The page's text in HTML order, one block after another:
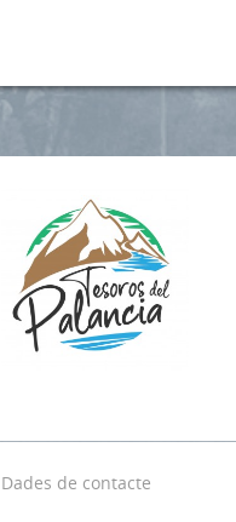
Dades de contacte